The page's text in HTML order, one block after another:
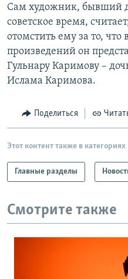
Все сайты РСЕ/РС
Сам художник, бывший
советское время,
отомстить ему за то, что
произведений он
Гульнару Каримову –
Ислама Каримова.
Поделиться
Этот контент также в категориях
Главные разделы
Смотрите также